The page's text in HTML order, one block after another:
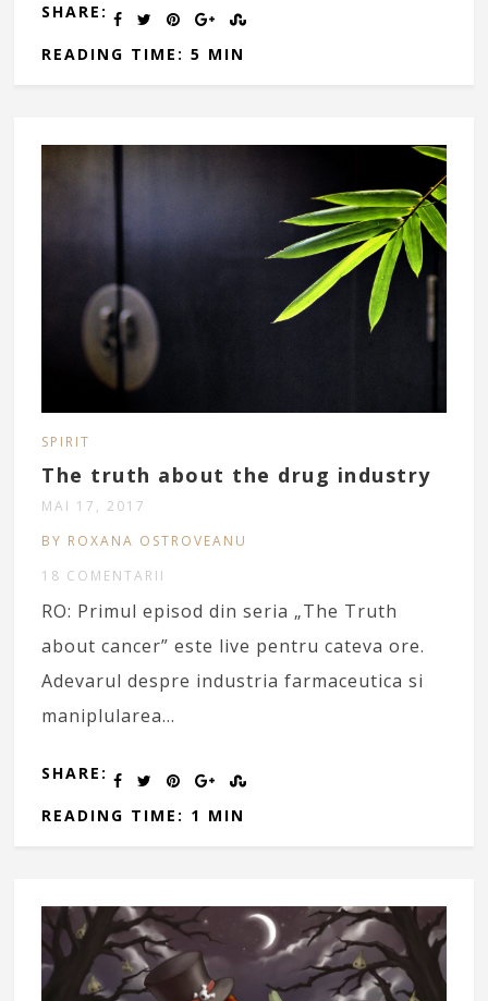
SHARE:
READING TIME: 5 MIN
SPIRIT
The truth about the drug industry
MAI 17, 2017
BY ROXANA OSTROVEANU
18 COMENTARII
RO: Primul episod din seria „The Truth
about cancer” este live pentru cateva ore.
Adevarul despre industria farmaceutica si
maniplularea…
SHARE:
READING TIME: 1 MIN